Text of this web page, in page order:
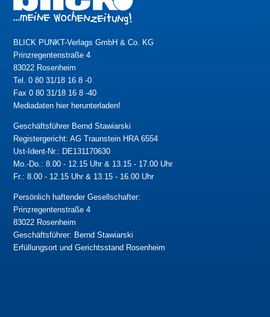
BLICK PUNKT-Verlags GmbH & Co. KG
Prinzregentenstraße 4
83022 Rosenheim
Tel. 0 80 31/18 16 8 -0
Fax 0 80 31/18 16 8 -40
Mediadaten hier herunterladen!
Geschäftsführer Bernd Stawiarski
Registergericht: AG Traunstein HRA 6554
Ust-Ident-Nr.: DE131170630
Mo.-Do.: 8.00 - 12.15 Uhr & 13.15 - 17.00 Uhr
Fr.: 8.00 - 12.15 Uhr & 13.15 - 16.00 Uhr
Persönlich haftender Gesellschafter:
Prinzregentenstraße 4
83022 Rosenheim
Geschäftsführer: Bernd Stawiarski
Erfüllungsort und Gerichtsstand Rosenheim